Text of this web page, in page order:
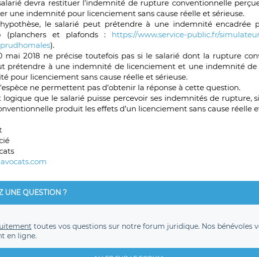
devra restituer l’indemnité de rupture conventionnelle
une indemnité pour licenciement sans cause réelle et sérieuse.
le salarié peut prétendre à une indemnité encadrée
(planchers et plafonds : https://www.service-public.fr/
).
mai 2018 ne précise toutefois pas si le salarié dont la rupture
prétendre à une indemnité de licenciement et une indemnité de
pour licenciement sans cause réelle et sérieuse.
ne permettent pas d’obtenir la réponse à cette question.
logique que le salarié puisse percevoir ses indemnités de rupture,
produit les effets d’un licenciement sans cause réelle
UNE QUESTION ?
toutes vos questions sur notre forum juridique. Nos bénévoles
en ligne.